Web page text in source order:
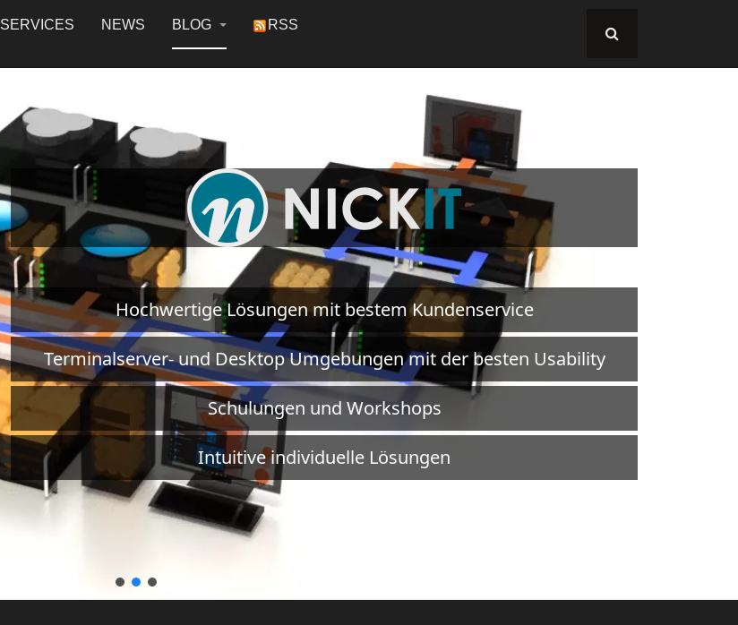
SERVICES NEWS BLOG RSS
Hochwertige Lösungen mit bestem Kundenservice
Terminalserver- und Desktop Umgebungen mit der besten Usability
Schulungen und Workshops
Intuitive individuelle Lösungen